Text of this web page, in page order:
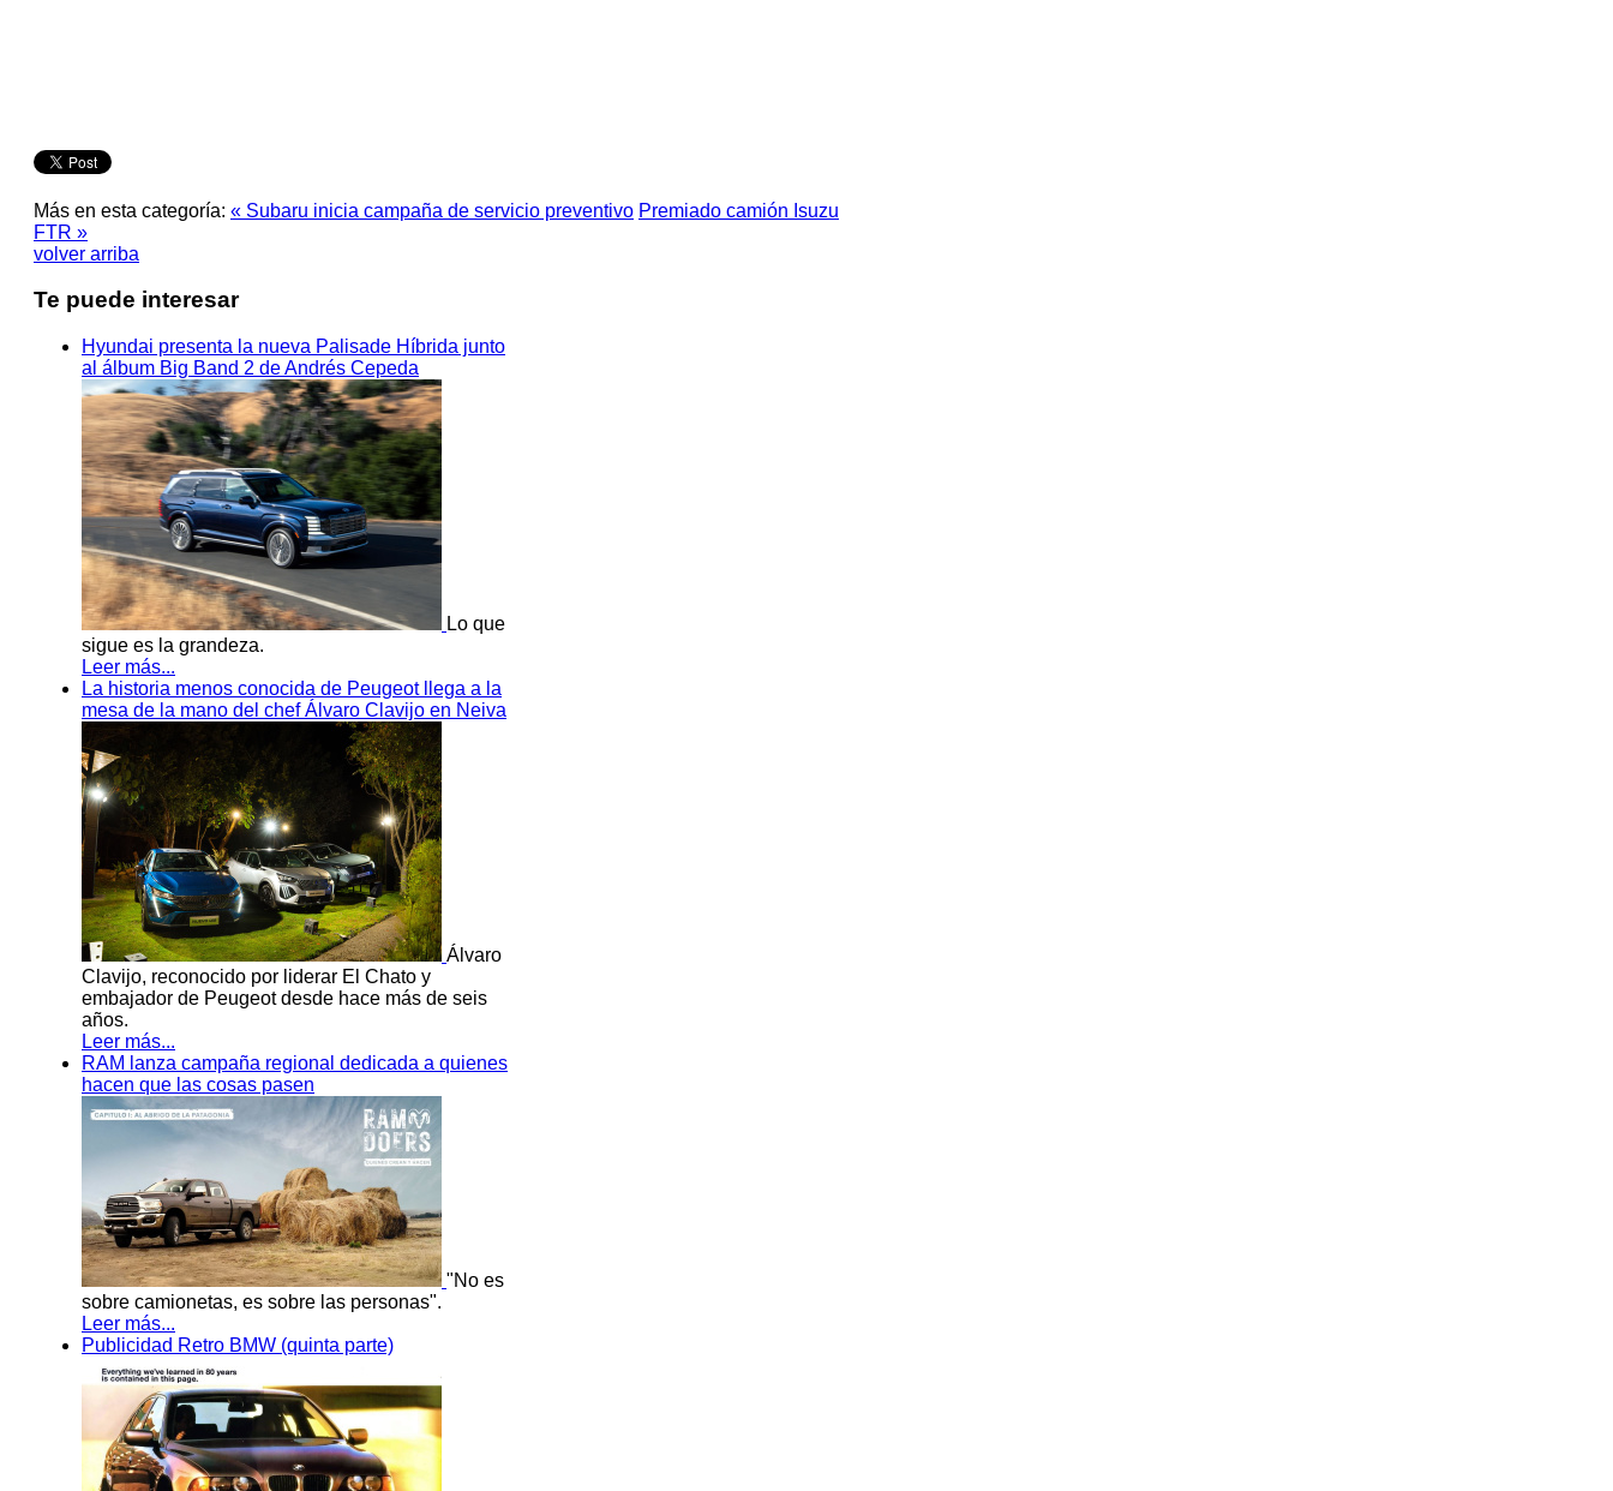
Más en esta categoría: « Subaru inicia campaña de servicio preventivo Premiado camión Isuzu
FTR »
volver arriba
Te puede interesar
Hyundai presenta la nueva Palisade Híbrida junto
al álbum Big Band 2 de Andrés Cepeda
Lo que
sigue es la grandeza.
Leer más...
La historia menos conocida de Peugeot llega a la
mesa de la mano del chef Álvaro Clavijo en Neiva
Álvaro
Clavijo, reconocido por liderar El Chato y
embajador de Peugeot desde hace más de seis
años.
Leer más...
RAM lanza campaña regional dedicada a quienes
hacen que las cosas pasen
"No es
sobre camionetas, es sobre las personas".
Leer más...
Publicidad Retro BMW (quinta parte)